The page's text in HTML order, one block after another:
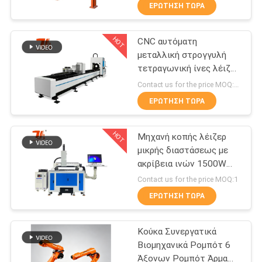
ΕΡΓΟΣΤΆΣΙΟ
ΕΠΙΚΟΙΝΩΝΉΣΤΕ
ΜΑΖΊ
ΝΈΑ
ΛΎΣΗ
SITEMAP
PRIVACY
Τέμνουσα μηχανή
λέιζερ
175
Μηχανή επένδυσης
λέιζερ
25
ΕΡΏΤΗΣΗ ΤΏΡΑ
HOT
CNC αυτόματη
μεταλλική στρογγυλή
τετραγωνική ίνες λέιζερ
σωλήνα κόψιμο μηχανή
ΕΡΏΤΗΣΗ ΤΏΡΑ
HOT
Μηχανή κοπής λέιζερ
μικρής διαστάσεως με
ακρίβεια ινών 1500W
έως 3000W
Contact us for the price MOQ:1
ΕΡΏΤΗΣΗ ΤΏΡΑ
Κούκα Συνεργατικά
Βιομηχανικά Ρομπότ 6
Άξονων Ρομπότ Άρμα